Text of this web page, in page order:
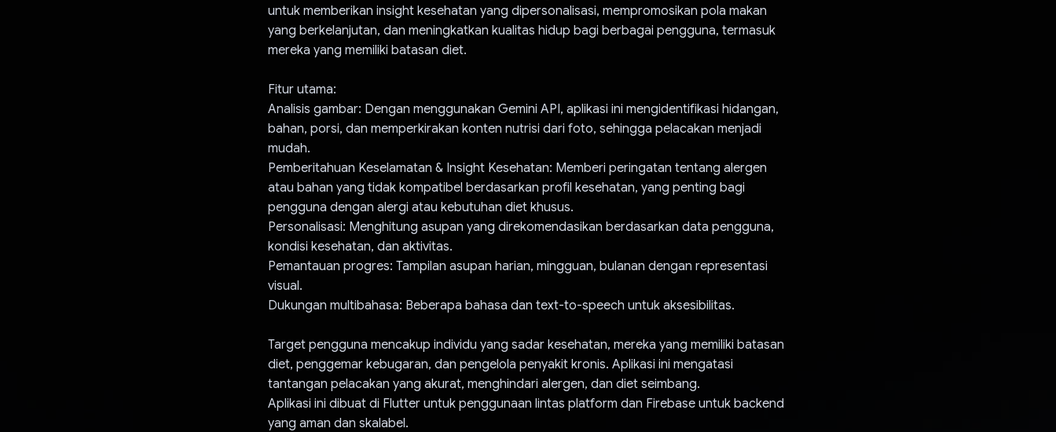
untuk memberikan insight kesehatan yang dipersonalisasi, mempromosikan pola makan
yang berkelanjutan, dan meningkatkan kualitas hidup bagi berbagai pengguna, termasuk
mereka yang memiliki batasan diet.
Fitur utama:
Analisis gambar: Dengan menggunakan Gemini API, aplikasi ini mengidentifikasi hidangan,
bahan, porsi, dan memperkirakan konten nutrisi dari foto, sehingga pelacakan menjadi
mudah.
Pemberitahuan Keselamatan & Insight Kesehatan: Memberi peringatan tentang alergen
atau bahan yang tidak kompatibel berdasarkan profil kesehatan, yang penting bagi
pengguna dengan alergi atau kebutuhan diet khusus.
Personalisasi: Menghitung asupan yang direkomendasikan berdasarkan data pengguna,
kondisi kesehatan, dan aktivitas.
Pemantauan progres: Tampilan asupan harian, mingguan, bulanan dengan representasi
visual.
Dukungan multibahasa: Beberapa bahasa dan text-to-speech untuk aksesibilitas.
Target pengguna mencakup individu yang sadar kesehatan, mereka yang memiliki batasan
diet, penggemar kebugaran, dan pengelola penyakit kronis. Aplikasi ini mengatasi
tantangan pelacakan yang akurat, menghindari alergen, dan diet seimbang.
Aplikasi ini dibuat di Flutter untuk penggunaan lintas platform dan Firebase untuk backend
yang aman dan skalabel.